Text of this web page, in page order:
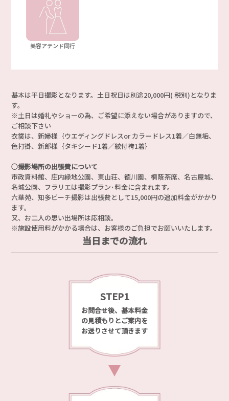
美容アテンド同行
基本は平日撮影となります。土日祝日は別途20,000円( 税別)となりま
す。
※土日は婚礼やショーの為、ご希望に添えない場合がありますので、
ご相談下さい
衣裳は、新婦様｛ウエディングドレスor カラードレス1着／白無垢、
色打掛、新郎様｛タキシード1着／紋付袴1着｝
○撮影場所の出張費について
市政資料館、庄内緑地公園、東山荘、徳川園、桐蔭茶席、名古屋城、
名城公園、フラリエは撮影プラン･料金に含まれます。
六華苑、知多ビーチ撮影は出張費として15,000円の追加料金がかかり
ます。
又、お二人の思い出場所は応相談。
※施設使用料がかかる場合は、お客様のご負担でお願いいたします。
当日までの流れ
STEP1
お問合せ後、基本料金
の見積もりとご案内を
お送りさせて頂きます